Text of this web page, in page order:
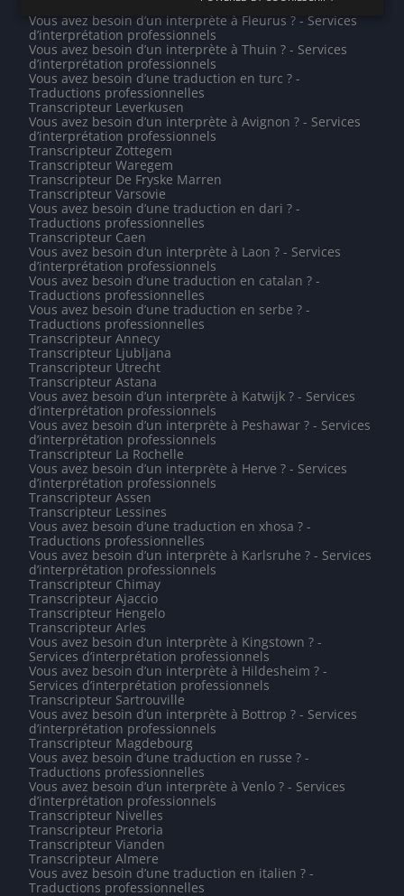
Vous avez besoin d’un interprète à Fleurus ? - Services
d’interprétation professionnels
Vous avez besoin d’un interprète à Thuin ? - Services
d’interprétation professionnels
Vous avez besoin d’une traduction en turc ? -
Traductions professionnelles
Transcripteur Leverkusen
Vous avez besoin d’un interprète à Avignon ? - Services
d’interprétation professionnels
Transcripteur Zottegem
Transcripteur Waregem
Transcripteur De Fryske Marren
Transcripteur Varsovie
Vous avez besoin d’une traduction en dari ? -
Traductions professionnelles
Transcripteur Caen
Vous avez besoin d’un interprète à Laon ? - Services
d’interprétation professionnels
Vous avez besoin d’une traduction en catalan ? -
Traductions professionnelles
Vous avez besoin d’une traduction en serbe ? -
Traductions professionnelles
Transcripteur Annecy
Transcripteur Ljubljana
Transcripteur Utrecht
Transcripteur Astana
Vous avez besoin d’un interprète à Katwijk ? - Services
d’interprétation professionnels
Vous avez besoin d’un interprète à Peshawar ? - Services
d’interprétation professionnels
Transcripteur La Rochelle
Vous avez besoin d’un interprète à Herve ? - Services
d’interprétation professionnels
Transcripteur Assen
Transcripteur Lessines
Vous avez besoin d’une traduction en xhosa ? -
Traductions professionnelles
Vous avez besoin d’un interprète à Karlsruhe ? - Services
d’interprétation professionnels
Transcripteur Chimay
Transcripteur Ajaccio
Transcripteur Hengelo
Transcripteur Arles
Vous avez besoin d’un interprète à Kingstown ? -
Services d’interprétation professionnels
Vous avez besoin d’un interprète à Hildesheim ? -
Services d’interprétation professionnels
Transcripteur Sartrouville
Vous avez besoin d’un interprète à Bottrop ? - Services
d’interprétation professionnels
Transcripteur Magdebourg
Vous avez besoin d’une traduction en russe ? -
Traductions professionnelles
Vous avez besoin d’un interprète à Venlo ? - Services
d’interprétation professionnels
Transcripteur Nivelles
Transcripteur Pretoria
Transcripteur Vianden
Transcripteur Almere
Vous avez besoin d’une traduction en italien ? -
Traductions professionnelles